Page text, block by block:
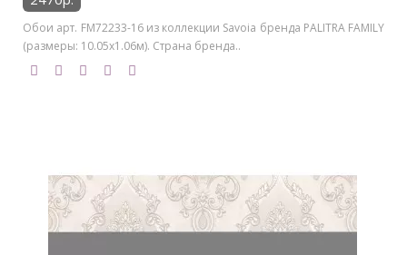
Обои арт. FM72233-16 из коллекции Savoia бренда PALITRA FAMILY
(размеры: 10.05х1.06м). Страна бренда..